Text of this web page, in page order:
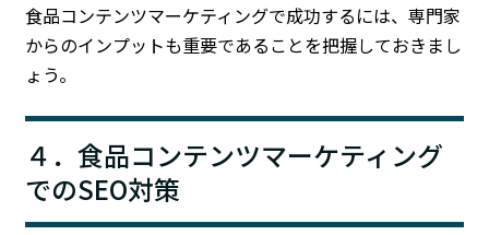
食品コンテンツマーケティングで成功するには、専門家
からのインプットも重要であることを把握しておきまし
ょう。
４．食品コンテンツマーケティング
でのSEO対策